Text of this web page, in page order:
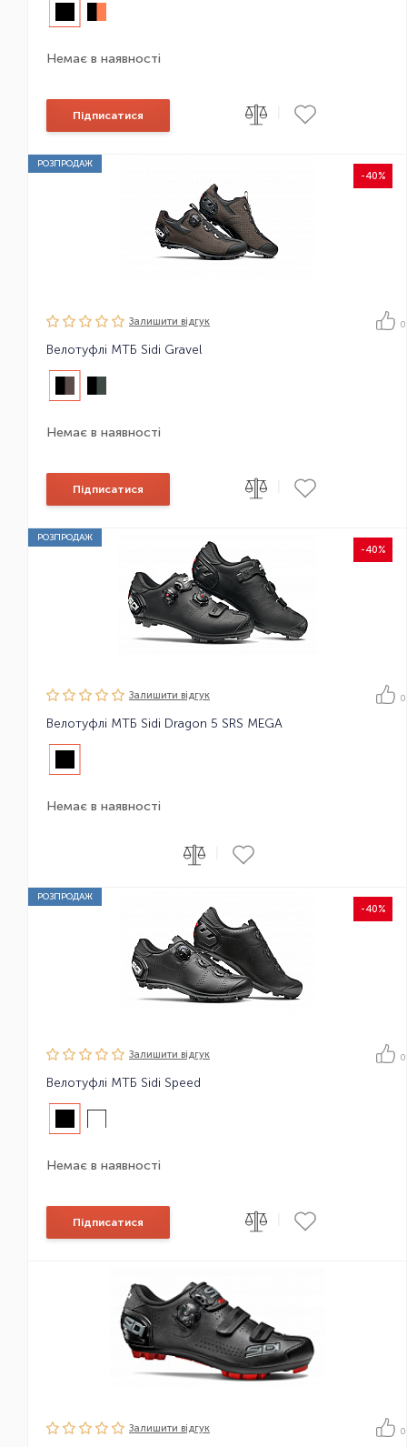
Немає в наявності
Підписатися
РОЗПРОДАЖ
-40%
Залишити вiдгук 0
Велотуфлі МТБ Sidi Gravel
Немає в наявності
Підписатися
РОЗПРОДАЖ
-40%
Залишити вiдгук 0
Велотуфлі МТБ Sidi Dragon 5 SRS MEGA
Немає в наявності
РОЗПРОДАЖ
-40%
Залишити вiдгук 0
Велотуфлі МТБ Sidi Speed
Немає в наявності
Підписатися
Залишити вiдгук 0